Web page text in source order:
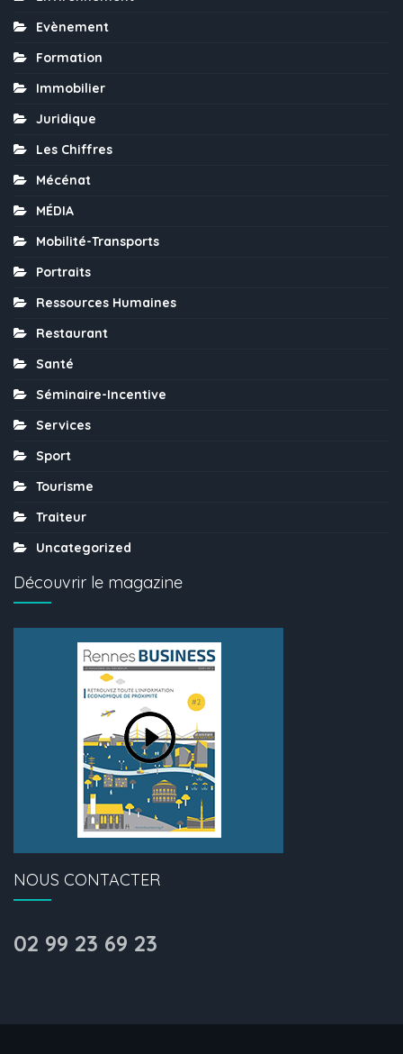
Evènement
Formation
Immobilier
Juridique
Les Chiffres
Mécénat
MÉDIA
Mobilité-Transports
Portraits
Ressources Humaines
Restaurant
Santé
Séminaire-Incentive
Services
Sport
Tourisme
Traiteur
Uncategorized
Découvrir le magazine
NOUS CONTACTER
02 99 23 69 23